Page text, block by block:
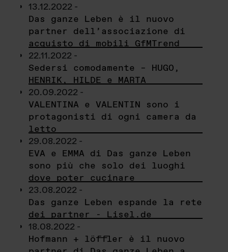
13.12.2022 -
Das ganze Leben è il nuovo
partner dell’associazione di
acquisto di mobili GfMTrend
22.11.2022 -
Sedersi comodamente – HUGO,
HENRIK, HILDE e MARTA
20.09.2022 -
VALENTINA e VALENTIN sono i
protagonisti di ogni camera da
letto
29.08.2022 -
EVA e EMMA di Das ganze Leben
sono più che solo dei luoghi
dove poter cucinare
23.08.2022 -
Das ganze Leben espande la rete
dei partner - Lisel.de
18.08.2022 -
Hofmann + löffler è il nuovo